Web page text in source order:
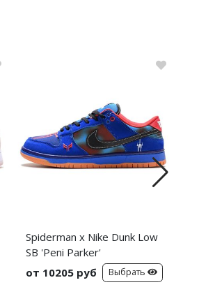
Spiderman x Nike Dunk Low
SB 'Peni Parker'
от 10205 руб
Выбрать